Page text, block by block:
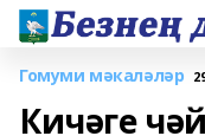
Гомуми мәкаләләр
Кичәге